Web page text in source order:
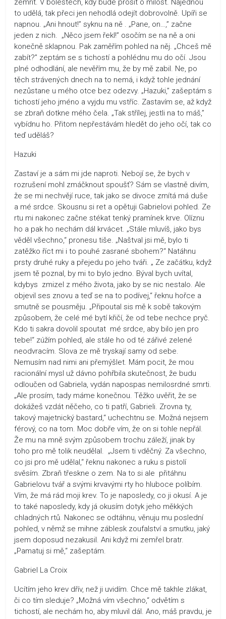
zemřít. V bolestech, kdy bude prosit o milost. Najednou
to udělá, tak přeci jen nehodlá odejít dobrovolně. Upíři se
napnou. „Ani hnout!” syknu na ně . „Pane, on…,” začne
jeden z nich. „Něco jsem řekl!” osočím se na ně a oni
konečně sklapnou. Pak zaměřím pohled na něj. „Chceš mě
zabít?” zeptám se s tichostí a pohlédnu mu do očí. Jsou
plné odhodlání, ale nevěřím mu, že by mě zabil. Ne, po
těch strávených dnech na to nemá, i když tohle jednání
nezůstane u mého otce bez odezvy. „Hazuki,” zašeptám s
tichostí jeho jméno a vyjdu mu vstříc. Zastavím se, až když
se zbraň dotkne mého čela. „Tak střílej, jestli na to máš,”
vybídnu ho. Přitom nepřestávám hledět do jeho očí, tak co
teď uděláš?
Hazuki
Zastaví je a sám mi jde naproti. Nebojí se, že bych v
rozrušení mohl zmáčknout spoušť? Sám se vlastně divím,
že se mi nechvějí ruce, tak jako se divoce zmítá má duše
a mé srdce. Skousnu si ret a opětuji Gabrielovi pohled. Ze
rtu mi nakonec začne stékat tenký pramínek krve. Olíznu
ho a pak ho nechám dál krvácet. „Stále mluvíš, jako bys
věděl všechno,“ pronesu tiše. „Naštval jsi mě, bylo ti
zatěžko říct mi i to pouhé zasrané sbohem?“ Natáhnu
prsty druhé ruky a přejedu po jeho tváři. „ Ze začátku, když
jsem tě poznal, by mi to bylo jedno. Býval bych uvítal,
kdybys zmizel z mého života, jako by se nic nestalo. Ale
objevil ses znovu a teď se na to podívej,“ řeknu hořce a
smutně se pousměju. „Připoutal sis mě k sobě takovým
způsobem, že celé mé bytí křičí, že od tebe nechce pryč.
Kdo ti sakra dovolil spoutat mé srdce, aby bilo jen pro
tebe!“ zúžím pohled, ale stále ho od té zářivé zelené
neodvracím. Slova ze mě tryskají samy od sebe.
Nemusím nad nimi ani přemýšlet. Mám pocit, že mou
racionální mysl už dávno pohřbila skutečnost, že budu
odloučen od Gabriela, vydán napospas nemilosrdné smrti.
„Ale prosím, tady máme konečnou. Těžko uvěřit, že se
dokážeš vzdát něčeho, co ti patří, Gabrieli. Zrovna ty,
takový majetnický bastard,“ uchechtnu se. Možná nejsem
férový, co na tom. Moc dobře vím, že on si tohle nepřál.
Že mu na mně svým způsobem trochu záleží, jinak by
toho pro mě tolik neudělal. „Jsem ti vděčný. Za všechno,
co jsi pro mě udělal,“ řeknu nakonec a ruku s pistolí
svěsím. Zbraň třeskne o zem. Na to si ale přitáhnu
Gabrielovu tvář a svými krvavými rty ho hluboce políbím.
Vím, že má rád moji krev. To je naposledy, co ji okusí. A je
to také naposledy, kdy já okusím dotyk jeho měkkých
chladných rtů. Nakonec se odtáhnu, věnuju mu poslední
pohled, v němž se mihne záblesk zoufalství a smutku, jaký
jsem doposud nezakusil. Ani když mi zemřel bratr.
„Pamatuj si mě,“ zašeptám.
Gabriel La Croix
Ucítím jeho krev dřív, než ji uvidím. Chce mě takhle zlákat,
či co tím sleduje? „Možná vím všechno,“ odvětím s
tichostí, ale nechám ho, aby mluvil dál. Ano, máš pravdu, je